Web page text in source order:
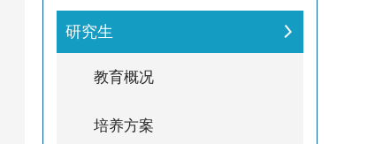
研究生
教育概况
培养方案